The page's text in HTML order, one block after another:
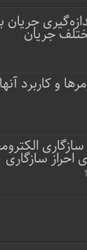
جریان
جریان
و کاربرد آنها
سازگاری
احراز سازگاری